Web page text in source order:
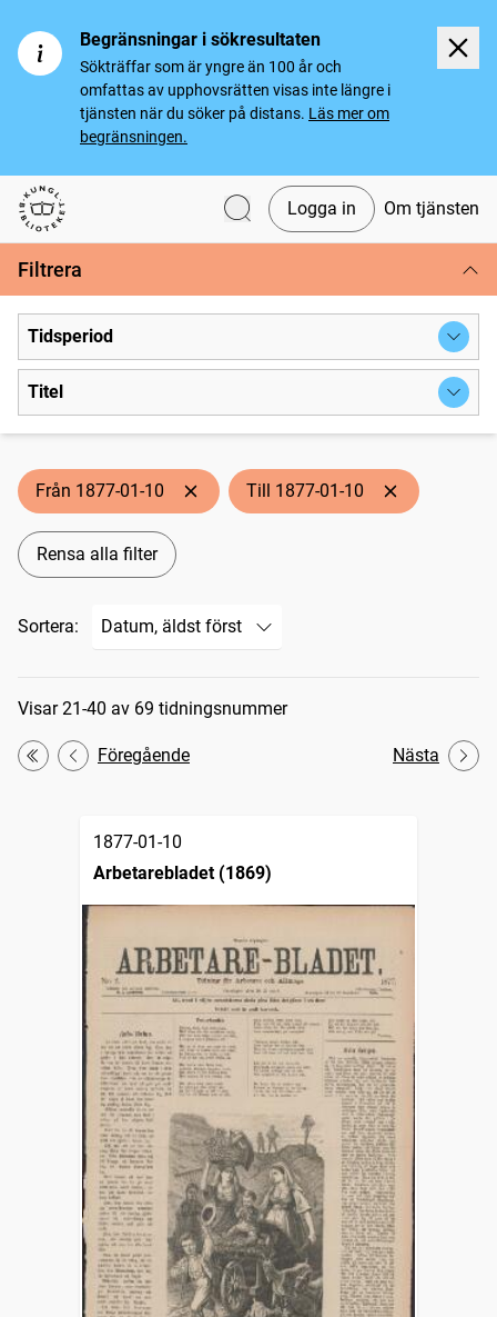
Begränsningar i sökresultaten
Sökträffar som är yngre än 100 år och
omfattas av upphovsrätten visas inte längre i
tjänsten när du söker på distans. Läs mer om
begränsningen.
Svenska tidningar
Logga in Om tjänsten
Filtrera
Tidsperiod
Titel
Från 1877-01-10 Till 1877-01-10
Rensa alla filter
Sortera:
Sökresultat
Visar 21-40 av 69 tidningsnummer
Första
Föregående Nästa
1877-01-10
Arbetarebladet (1869)